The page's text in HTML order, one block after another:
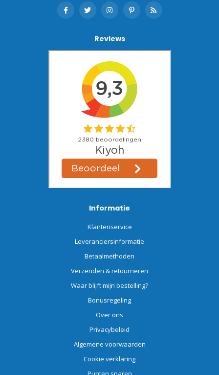
Reviews
Informatie
Klantenservice
Leveranciersinformatie
Betaalmethoden
Verzenden & retourneren
Waar blijft mijn bestelling?
Bonusregeling
Over ons
Privacybeleid
Algemene voorwaarden
Cookie verklaring